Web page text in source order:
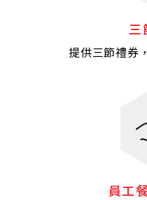
三
提供三節禮券
員工